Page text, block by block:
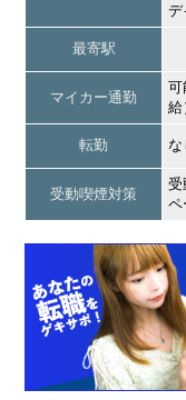
デ
最寄駅
マイカー通勤
可
給
転勤 な
受動喫煙対策
受
ペ